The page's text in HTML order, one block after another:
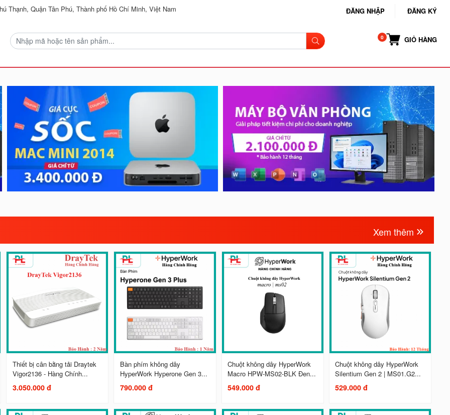
Thạnh, Quận Tân Phú, Thành phố Hồ Chí Minh, Việt Nam ĐĂNG NHẬP ĐĂNG KÝ
GIỎ HÀNG
Xem thêm
Thiết bị cân bằng tải Draytek
Vigor2136 - Hàng Chính...
3.050.000 đ
Bàn phím không dây
HyperWork Hyperone Gen 3...
790.000 đ
Chuột không dây HyperWork
Macro HPW-MS02-BLK Đen...
549.000 đ
Chuột không dây HyperWork
Silentium Gen 2 | MS01.G2...
529.000 đ